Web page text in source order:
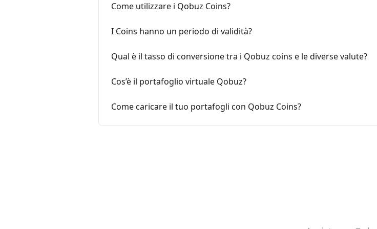
Come utilizzare i Qobuz Coins?
I Coins hanno un periodo di validità?
Qual è il tasso di conversione tra i Qobuz coins e le diverse valute?
Cos’è il portafoglio virtuale Qobuz?
Come caricare il tuo portafogli con Qobuz Coins?